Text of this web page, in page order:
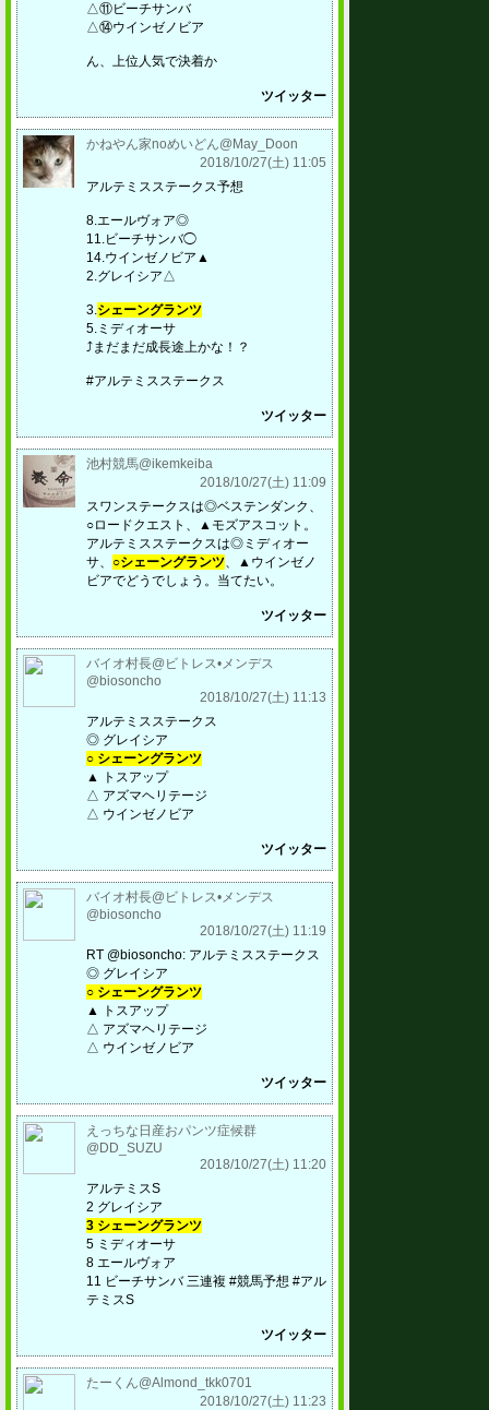
△⑪ビーチサンバ
△⑭ウインゼノビア
ん、上位人気で決着か
ツイッター
かねやん家noめいどん@May_Doon
2018/10/27(土) 11:05
アルテミスステークス予想
8.エールヴォア◎
11.ビーチサンバ◯
14.ウインゼノビア▲
2.グレイシア△
3.シェーングランツ
5.ミディオーサ
⤴︎まだまだ成長途上かな！？
#アルテミスステークス
ツイッター
池村競馬@ikemkeiba
2018/10/27(土) 11:09
スワンステークスは◎ベステンダンク、
○ロードクエスト、▲モズアスコット。
アルテミスステークスは◎ミディオー
サ、 ○シェーングランツ、▲ウインゼノ
ビアでどうでしょう。当てたい。
ツイッター
バイオ村長@ビトレス•メンデス
@biosoncho
2018/10/27(土) 11:13
アルテミスステークス
◎ グレイシア
○ シェーングランツ
▲ トスアップ
△ アズマヘリテージ
△ ウインゼノビア
ツイッター
バイオ村長@ビトレス•メンデス
@biosoncho
2018/10/27(土) 11:19
RT @biosoncho: アルテミスステークス
◎ グレイシア
○ シェーングランツ
▲ トスアップ
△ アズマヘリテージ
△ ウインゼノビア
ツイッター
えっちな日産おパンツ症候群
@DD_SUZU
2018/10/27(土) 11:20
アルテミスS
2 グレイシア
3 シェーングランツ
5 ミディオーサ
8 エールヴォア
11 ビーチサンバ 三連複 #競馬予想 #アル
テミスS
ツイッター
たーくん@Almond_tkk0701
2018/10/27(土) 11:23